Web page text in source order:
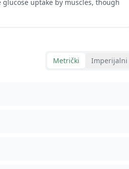
uptake by muscles, though
Metrički Imperijalni